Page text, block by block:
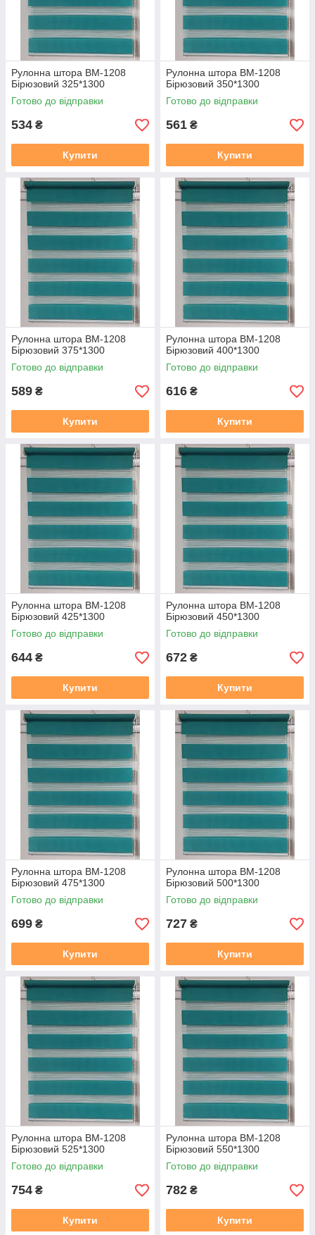
Рулонна штора ВМ-1208
Бірюзовий 325*1300
Готово до відправки
534 ₴
Купити
Рулонна штора ВМ-1208
Бірюзовий 350*1300
Готово до відправки
561 ₴
Купити
Рулонна штора ВМ-1208
Бірюзовий 375*1300
Готово до відправки
589 ₴
Купити
Рулонна штора ВМ-1208
Бірюзовий 400*1300
Готово до відправки
616 ₴
Купити
Рулонна штора ВМ-1208
Бірюзовий 425*1300
Готово до відправки
644 ₴
Купити
Рулонна штора ВМ-1208
Бірюзовий 450*1300
Готово до відправки
672 ₴
Купити
Рулонна штора ВМ-1208
Бірюзовий 475*1300
Готово до відправки
699 ₴
Купити
Рулонна штора ВМ-1208
Бірюзовий 500*1300
Готово до відправки
727 ₴
Купити
Рулонна штора ВМ-1208
Бірюзовий 525*1300
Готово до відправки
754 ₴
Купити
Рулонна штора ВМ-1208
Бірюзовий 550*1300
Готово до відправки
782 ₴
Купити